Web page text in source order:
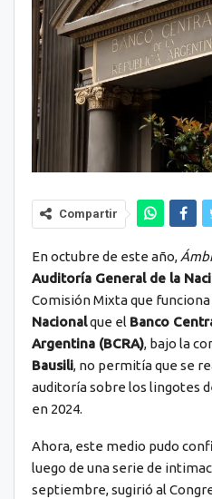
Compartir
En octubre de este año,
Auditoría General de la
Comisión Mixta que
Nacionalque el Banco
Argentina (BCRA), bajo la
Bausili, no permitía que se
auditoría sobre los lingotes
en 2024.
Ahora, este medio pudo
luego de una serie de
septiembre, sugirió al